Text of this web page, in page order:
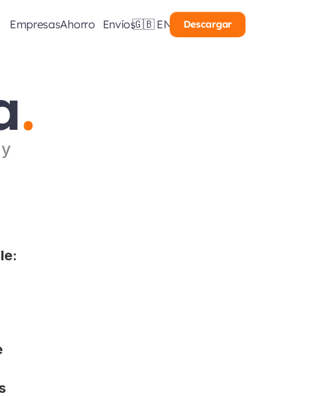
EmpresasAhorro Envíos🇬🇧 EN Descargar
.